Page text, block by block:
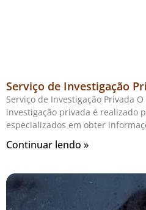
Serviço de Investigação
Serviço de Investigação Privada
investigação privada é realizado
especializados em obter
Continuar lendo »